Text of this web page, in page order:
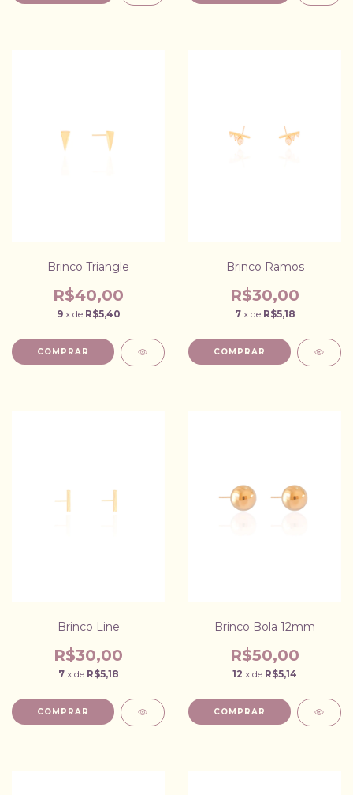
Brinco Triangle
R$40,00
9 x de R$5,40
Brinco Ramos
R$30,00
7 x de R$5,18
Brinco Line
R$30,00
7 x de R$5,18
Brinco Bola 12mm
R$50,00
12 x de R$5,14